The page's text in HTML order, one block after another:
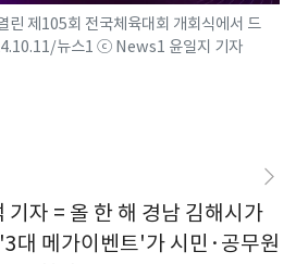
린 제105회 전국체육대회 개회식에서 드
뉴스1 ⓒ News1 윤일지 기자
자 = 올 한 해 경남 김해시가
대 메가이벤트'가 시민·공무원